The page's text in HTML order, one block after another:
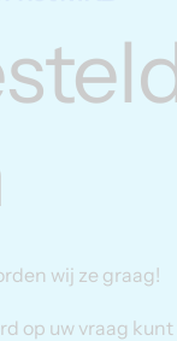
wij ze graag!
op uw vraag